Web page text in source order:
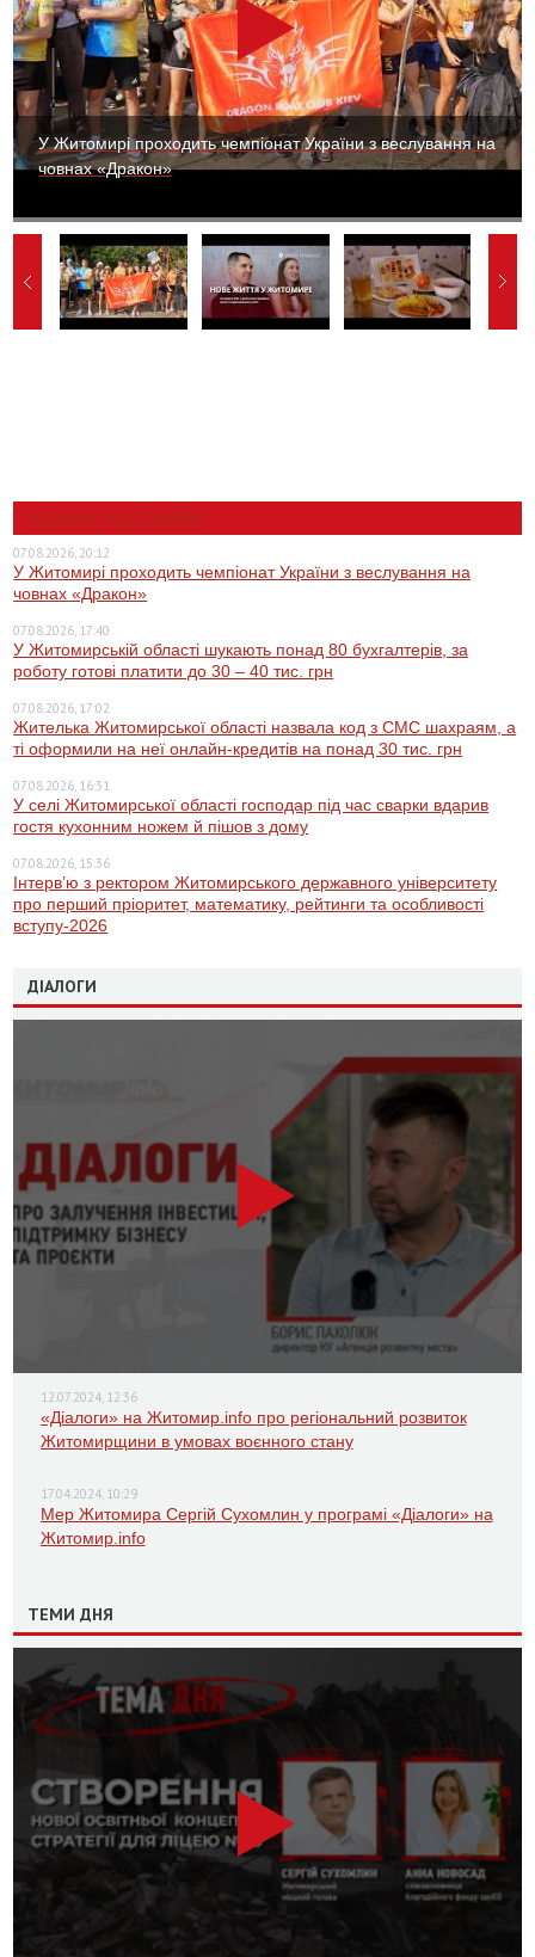
У Житомирі проходить чемпіонат України з веслування на
човнах «Дракон»
НОВИНИ ЖИТОМИРА
07.08.2026, 20:12
У Житомирі проходить чемпіонат України з веслування на
човнах «Дракон»
07.08.2026, 17:40
У Житомирській області шукають понад 80 бухгалтерів, за
роботу готові платити до 30 – 40 тис. грн
07.08.2026, 17:02
Жителька Житомирської області назвала код з СМС шахраям, а
ті оформили на неї онлайн-кредитів на понад 30 тис. грн
07.08.2026, 16:31
У селі Житомирської області господар під час сварки вдарив
гостя кухонним ножем й пішов з дому
07.08.2026, 15:36
Інтерв’ю з ректором Житомирського державного університету
про перший пріоритет, математику, рейтинги та особливості
вступу-2026
ДІАЛОГИ
12.07.2024, 12:36
«Діалоги» на Житомир.info про регіональний розвиток
Житомирщини в умовах воєнного стану
17.04.2024, 10:29
Мер Житомира Сергій Сухомлин у програмі «Діалоги» на
Житомир.info
ТЕМИ ДНЯ